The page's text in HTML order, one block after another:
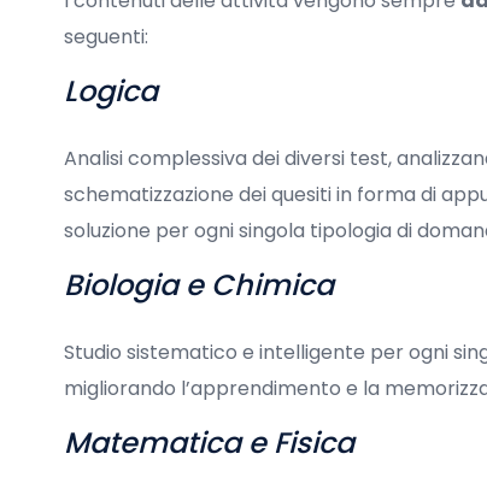
seguenti:
Logica
Analisi complessiva dei diversi test,
schematizzazione dei quesiti in forma di
soluzione per ogni singola tipologia di
Biologia e Chimica
Studio sistematico e intelligente per ogni
migliorando l’apprendimento e la
Matematica e Fisica